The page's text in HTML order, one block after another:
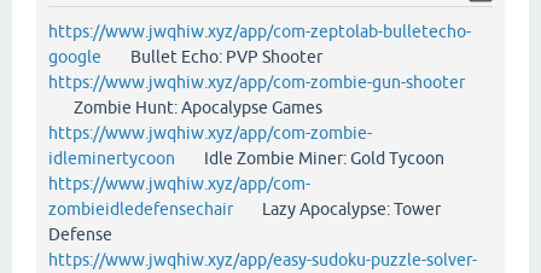
https://www.jwqhiw.xyz/app/com-zeptolab-bulletecho-
google Bullet Echo: PVP Shooter
https://www.jwqhiw.xyz/app/com-zombie-gun-shooter
Zombie Hunt: Apocalypse Games
https://www.jwqhiw.xyz/app/com-zombie-
idleminertycoon Idle Zombie Miner: Gold Tycoon
https://www.jwqhiw.xyz/app/com-
zombieidledefensechairLazy Apocalypse: Tower
Defense
https://www.jwqhiw.xyz/app/easy-sudoku-puzzle-solver-